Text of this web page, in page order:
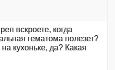
вскроете, когда
гематома полезет?
кухоньке, да? Какая